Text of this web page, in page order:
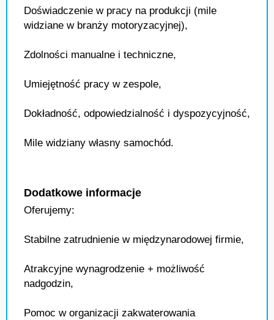
Doświadczenie w pracy na produkcji (mile
widziane w branży motoryzacyjnej),
Zdolności manualne i techniczne,
Umiejętność pracy w zespole,
Dokładność, odpowiedzialność i dyspozycyjność,
Mile widziany własny samochód.
Dodatkowe informacje
Oferujemy:
Stabilne zatrudnienie w międzynarodowej firmie,
Atrakcyjne wynagrodzenie + możliwość
nadgodzin,
Pomoc w organizacji zakwaterowania